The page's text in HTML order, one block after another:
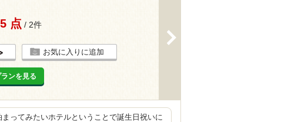
点 / 2件
お気に入りに追加
ンを見る
ってみたいホテルということで誕生日祝いに